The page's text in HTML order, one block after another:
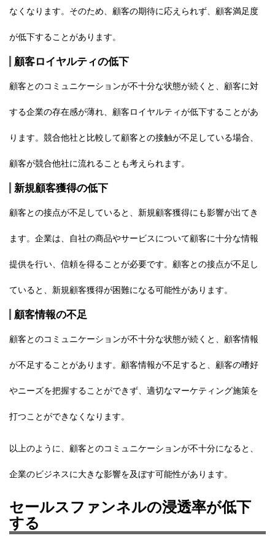
なくなります。そのため、顧客の期待に応えられず、顧客満足度
が低下することがあります。
顧客ロイヤルティの低下
顧客とのコミュニケーションが不十分な状態が続くと、顧客に対
する企業の存在感が薄れ、顧客ロイヤルティが低下することがあ
ります。競合他社と比較して顧客との接触が不足している場合、
顧客が競合他社に流れることも考えられます。
新規顧客獲得の低下
顧客との接点が不足していると、新規顧客獲得にも影響が出てき
ます。企業は、自社の商品やサービスについて顧客に十分な情報
提供を行い、信頼を得ることが必要です。顧客との接点が不足し
ていると、新規顧客獲得が困難になる可能性があります。
顧客情報の不足
顧客とのコミュニケーションが不十分な状態が続くと、顧客情報
が不足することがあります。顧客情報が不足すると、顧客の嗜好
やニーズを把握することができず、適切なマーケティング施策を
打つことができなくなります。
以上のように、 顧客とのコミュニケーションが不十分になると、
企業のビジネスに大きな影響を及ぼす可能性があります。
セールスファンネルの浸透率が低下
する